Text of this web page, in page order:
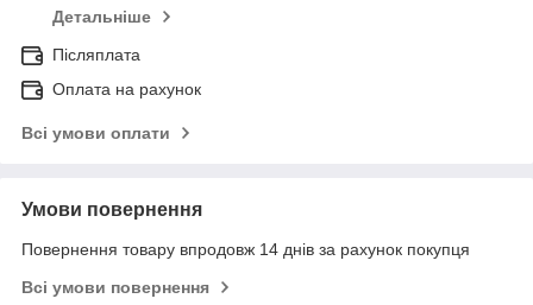
Детальніше
Післяплата
Оплата на рахунок
Всі умови оплати
Умови повернення
Повернення товару впродовж 14 днів за рахунок покупця
Всі умови повернення